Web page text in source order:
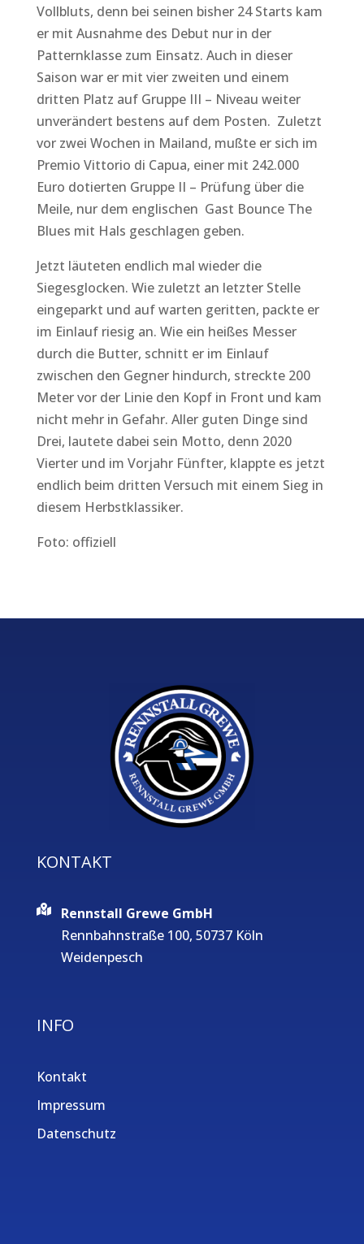
Vollbluts, denn bei seinen bisher 24 Starts kam
er mit Ausnahme des Debut nur in der
Patternklasse zum Einsatz. Auch in dieser
Saison war er mit vier zweiten und einem
dritten Platz auf Gruppe III – Niveau weiter
unverändert bestens auf dem Posten. Zuletzt
vor zwei Wochen in Mailand, mußte er sich im
Premio Vittorio di Capua, einer mit 242.000
Euro dotierten Gruppe II – Prüfung über die
Meile, nur dem englischen Gast Bounce The
Blues mit Hals geschlagen geben.
Jetzt läuteten endlich mal wieder die
Siegesglocken. Wie zuletzt an letzter Stelle
eingeparkt und auf warten geritten, packte er
im Einlauf riesig an. Wie ein heißes Messer
durch die Butter, schnitt er im Einlauf
zwischen den Gegner hindurch, streckte 200
Meter vor der Linie den Kopf in Front und kam
nicht mehr in Gefahr. Aller guten Dinge sind
Drei, lautete dabei sein Motto, denn 2020
Vierter und im Vorjahr Fünfter, klappte es jetzt
endlich beim dritten Versuch mit einem Sieg in
diesem Herbstklassiker.
Foto: offiziell
KONTAKT
Rennstall Grewe GmbH
Rennbahnstraße 100, 50737 Köln
Weidenpesch
INFO
Kontakt
Impressum
Datenschutz